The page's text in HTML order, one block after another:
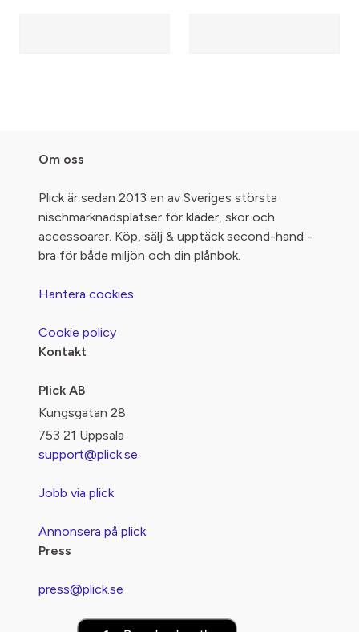
Om oss
Plick är sedan 2013 en av Sveriges största
nischmarknadsplatser för kläder, skor och
accessoarer. Köp, sälj & upptäck second-hand -
bra för både miljön och din plånbok.
Hantera cookies
Cookie policy
Kontakt
Plick AB
Kungsgatan 28
753 21 Uppsala
support@plick.se
Jobb via plick
Annonsera på plick
Press
press@plick.se